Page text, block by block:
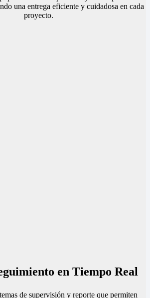
una entrega eficiente y cuidadosa en cada
proyecto.
en Tiempo Real
de supervisión y reporte que permiten